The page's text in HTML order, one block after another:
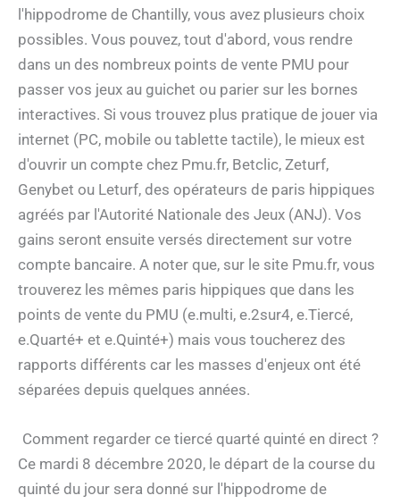
l'hippodrome de Chantilly, vous avez plusieurs choix
possibles. Vous pouvez, tout d'abord, vous rendre
dans un des nombreux points de vente PMU pour
passer vos jeux au guichet ou parier sur les bornes
interactives. Si vous trouvez plus pratique de jouer via
internet (PC, mobile ou tablette tactile), le mieux est
d'ouvrir un compte chez Pmu.fr, Betclic, Zeturf,
Genybet ou Leturf, des opérateurs de paris hippiques
agréés par l'Autorité Nationale des Jeux (ANJ). Vos
gains seront ensuite versés directement sur votre
compte bancaire. A noter que, sur le site Pmu.fr, vous
trouverez les mêmes paris hippiques que dans les
points de vente du PMU (e.multi, e.2sur4, e.Tiercé,
e.Quarté+ et e.Quinté+) mais vous toucherez des
rapports différents car les masses d'enjeux ont été
séparées depuis quelques années.
Comment regarder ce tiercé quarté quinté en direct ?
Ce mardi 8 décembre 2020, le départ de la course du
quinté du jour sera donné sur l'hippodrome de